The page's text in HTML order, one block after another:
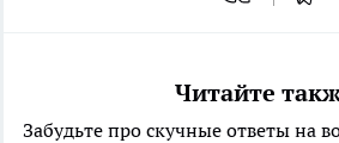
Читайте
Забудьте про скучные ответы на